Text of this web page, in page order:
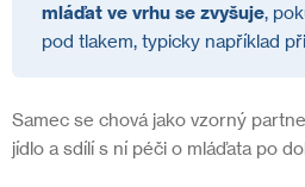
mláďat ve vrhu se zvyšuje,
pod tlakem, typicky například
Samec se chová jako vzorný
jídlo a sdílí s ní péči o mláďata po